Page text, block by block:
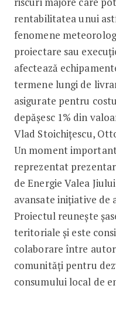
rentabilitatea unui
fenomene
proiectare sau
afectează
termene lungi de
asigurate pentru
depășesc 1% din
Vlad Stoichițescu,
Un moment
reprezentat
de Energie Valea
avansate inițiative de
Proiectul reunește
teritoriale și este
colaborare între
comunități pentru
consumului local de